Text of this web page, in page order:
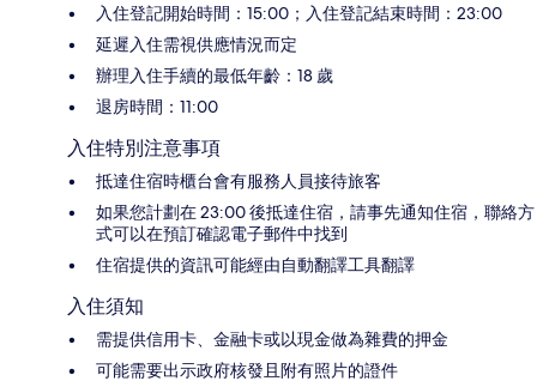
入住登記開始時間：15:00；入住登記結束時間：23:00
延遲入住需視供應情況而定
辦理入住手續的最低年齡：18 歲
退房時間：11:00
入住特別注意事項
抵達住宿時櫃台會有服務人員接待旅客
如果您計劃在 23:00 後抵達住宿，請事先通知住宿，聯絡方
式可以在預訂確認電子郵件中找到
住宿提供的資訊可能經由自動翻譯工具翻譯
入住須知
需提供信用卡、金融卡或以現金做為雜費的押金
可能需要出示政府核發且附有照片的證件